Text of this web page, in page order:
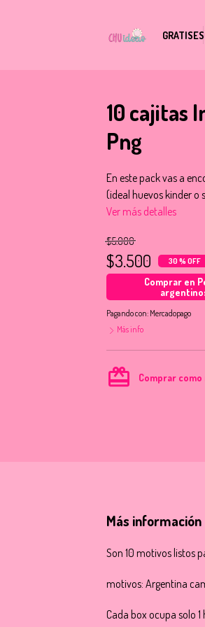
GRATIS
10 cajitas
Png
En este pack vas a
(ideal huevos kinder o
Ver más detalles
$5.000
$3.500 30 % OFF
Comprar en
Pagando con: Mercadopago
Más info
card_giftcard Comprar
Más información
Son 10 motivos listos
motivos: Argentina
Cada box ocupa solo